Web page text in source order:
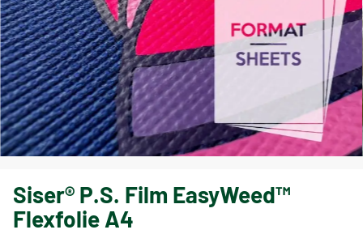
Siser® P.S. Film EasyWeed™
Flexfolie A4